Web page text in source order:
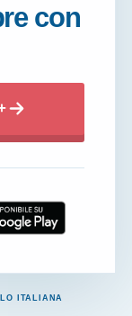
con
ITALIANA